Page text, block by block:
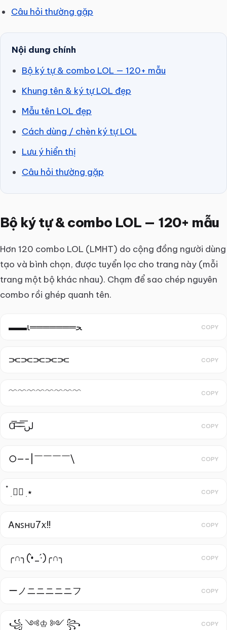
Câu hỏi thường gặp
Nội dung chính
Bộ ký tự & combo LOL — 120+ mẫu
Khung tên & ký tự LOL đẹp
Mẫu tên LOL đẹp
Cách dùng / chèn ký tự LOL
Lưu ý hiển thị
Câu hỏi thường gặp
Bộ ký tự & combo LOL — 120+ mẫu
Hơn 120 combo LOL (LMHT) do cộng đồng người dùng
tạo và bình chọn, được tuyển lọc cho trang này (mỗi
trang một bộ khác nhau). Chạm để sao chép nguyên
combo rồi ghép quanh tên.
▬▬ι═══════ﺤ COPY
⫘⫘⫘⫘⫘ COPY
﹌﹌﹌﹌﹌﹌﹌﹌ COPY
Ɑ͞ ̶͞ ̶͞ ̶͞ لں͞ COPY
○—-|￣￣￣￣\ COPY
๋ ࣭ ⭑๋ ࣭ ⭑ COPY
Ꭺɴꜱʜᴜㅤ7ꪎㅤ!! COPY
╭∩╮(•̀_·́)╭∩╮ COPY
ーノニニニニニフ COPY
꧁ ༺♔ ༻ ꧂ COPY